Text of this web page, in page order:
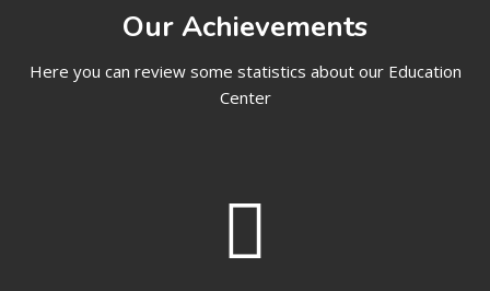
Our Achievements
Here you can review some statistics about our Education
Center